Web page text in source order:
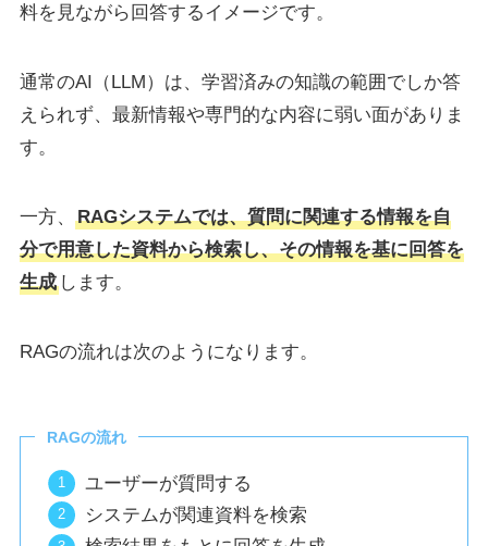
料を見ながら回答するイメージです。
通常のAI（LLM）は、学習済みの知識の範囲でしか答
えられず、最新情報や専門的な内容に弱い面がありま
す。
一方、
RAGシステムでは、質問に関連する情報を自
分で用意した資料から検索し、その情報を基に回答を
生成します。
RAGの流れは次のようになります。
RAGの流れ
ユーザーが質問する
システムが関連資料を検索